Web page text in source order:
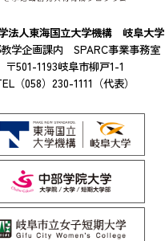
法人東海国立大学機構 岐阜大学
学企画課内 SPARC事業事務室
〒501-1193岐阜市柳戸1-1
（058）230-1111（代表）